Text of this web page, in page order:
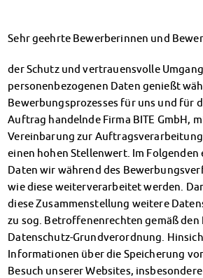
Wohnheime im Überblick
Wohnheime in Wernigerode
Wohnheimantrag & -service
MIT einander – FÜR einander
Wohnheimtutoren
Schadensmeldung
Wohnen-FAQ
Dokumente
AnsprechpartnerInnen
Soziales & Beratung
Sozialberatung
Finanzierungsberatung
Rückerstattung Semesterbeitrag
Sehr geehrte Bewerberinnen und
der Schutz und vertrauensvolle
personenbezogenen Daten genießt
Bewerbungsprozesses für uns und für
Auftrag handelnde Firma BITE GmbH,
Vereinbarung zur
einen hohen Stellenwert. Im
Daten wir während des
wie diese weiterverarbeitet werden.
diese Zusammenstellung weitere
zu sog. Betroffenenrechten gemäß den
Datenschutz-Grundverordnung.
Informationen über die Speicherung
Besuch unserer Websites,